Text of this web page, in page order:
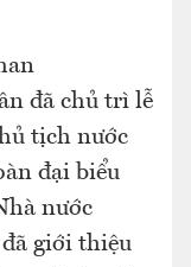
đã chủ trì lễ
tịch nước
đại biểu
nước
giới thiệu